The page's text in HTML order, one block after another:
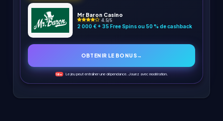
Mr Baron Casino
4.5/5
2 000 € + 35 Free Spins ou 50 % de cashback
OBTENIR LE BONUS→
18+ Le jeu peut entraîner une dépendance. Jouez avec modération.